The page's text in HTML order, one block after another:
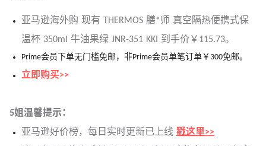
亚马逊海外购 现有 THERMOS 膳*师 真空隔热便携式保
温杯 350ml 牛油果绿 JNR-351 KKI 到手价￥115.73。
Prime会员下单无门槛免邮，非Prime会员单笔订单￥300免邮。
立即购买>>
5姐温馨提示：
亚马逊好价榜，每日实时更新已上线 戳这里>>